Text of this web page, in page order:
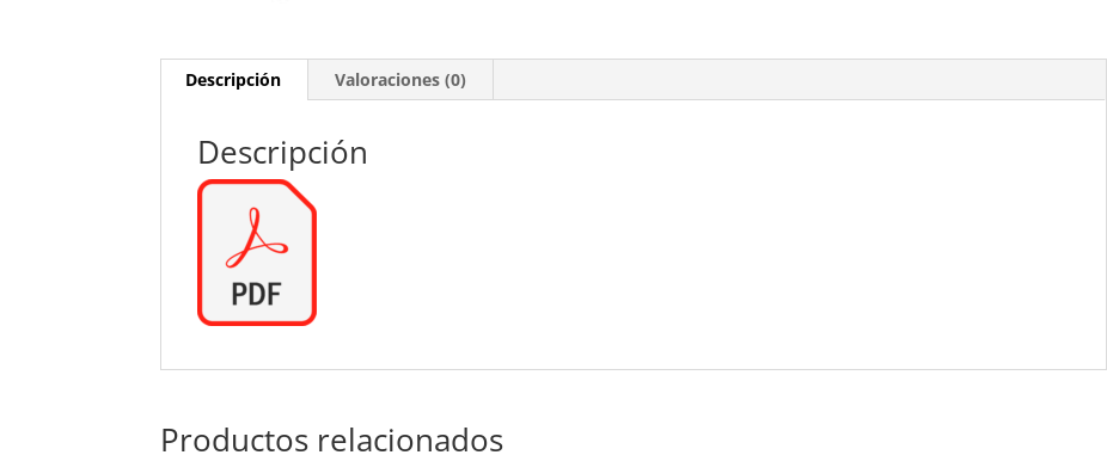
Descripción Valoraciones (0)
Descripción
Productos relacionados